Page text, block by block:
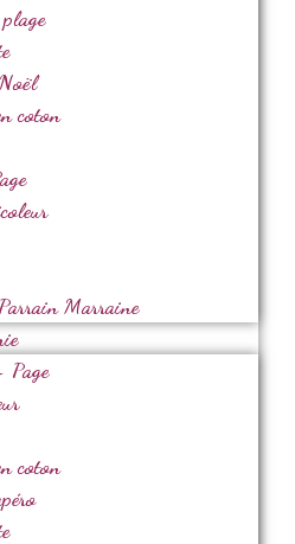
coton
Marraine
Page
coton